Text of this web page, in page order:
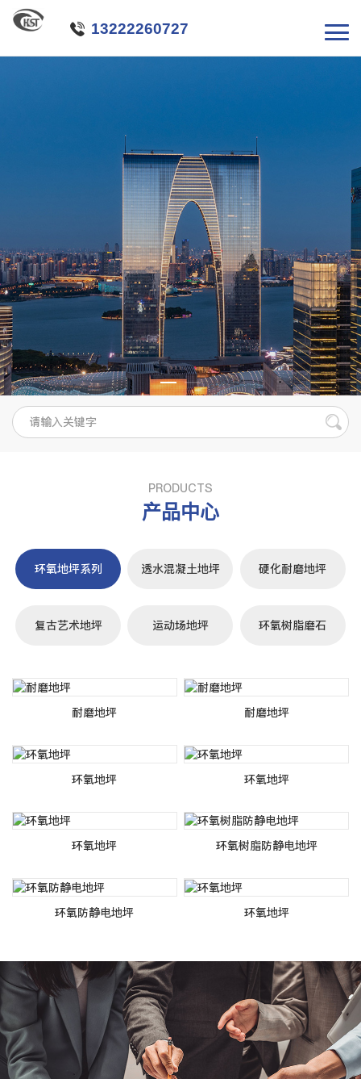
 13222260727
PRODUCTS
产品中心
环氧地坪系列 透水混凝土地坪 硬化耐磨地坪
复古艺术地坪 运动场地坪 环氧树脂磨石
耐磨地坪 耐磨地坪
环氧地坪 环氧地坪
环氧地坪 环氧树脂防静电地坪
环氧防静电地坪 环氧地坪